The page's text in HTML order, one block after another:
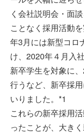
く会社説明会・面
ことなく採用活動
年3月には新型コロ
け、2020年４月入
新卒学生を対象に
行うなど、新卒採
いりました。*1
これらの新卒採用
ったことが、大き